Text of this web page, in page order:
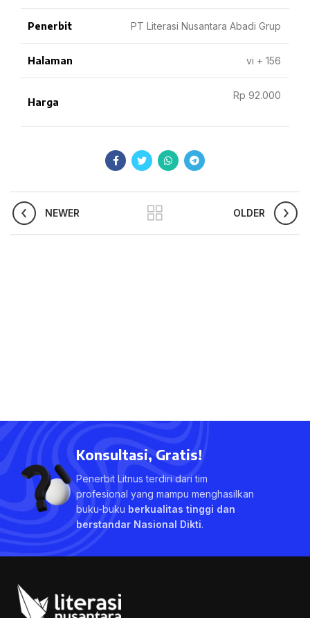
Penerbit PT Literasi Nusantara Abadi Grup
Halaman vi + 156
Harga
Rp 92.000
NEWER OLDER
Konsultasi, Gratis!
Penerbit Litnus terdiri dari tim
profesional yang mampu menghasilkan
buku-buku berkualitas tinggi dan
berstandar Nasional Dikti.